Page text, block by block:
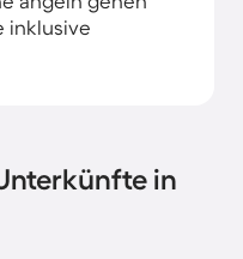
inklusive
in